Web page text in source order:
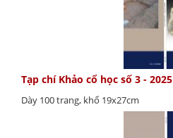
Tạp chí Khảo cổ học số 3 - 2025
Dày 100 trang, khổ 19x27cm